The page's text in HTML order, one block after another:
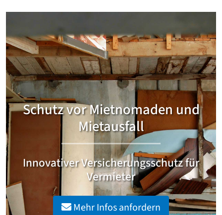
Schutz vor Mietnomaden und
Mietausfall
Innovativer Versicherungsschutz für
Vermieter
Mehr Infos anfordern